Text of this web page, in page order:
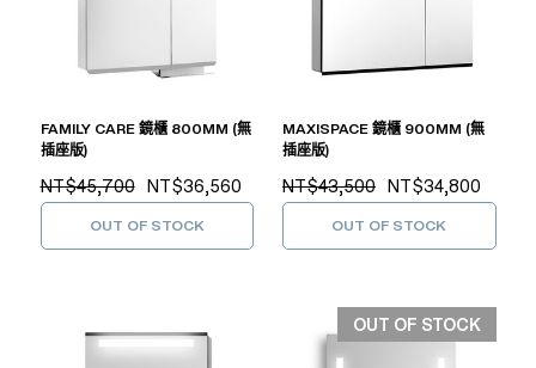
FAMILY CARE 鏡櫃 800MM (無
插座版)
NT$45,700 NT$36,560
OUT OF STOCK
MAXISPACE 鏡櫃 900MM (無
插座版)
NT$43,500 NT$34,800
OUT OF STOCK
OUT OF STOCK